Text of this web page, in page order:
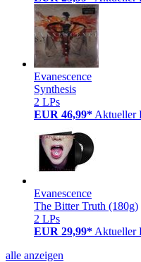
Evanescence
Synthesis
2 LPs
EUR 46,99* Aktueller
Evanescence
The Bitter Truth (180g)
2 LPs
EUR 29,99* Aktueller
alle anzeigen